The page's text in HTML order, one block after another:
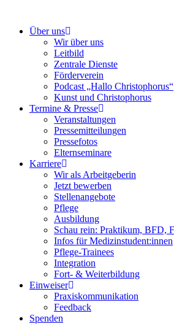
Über uns
Wir über uns
Leitbild
Zentrale Dienste
Förderverein
Podcast „Hallo Christophorus“
Kunst und Christophorus
Termine & Presse
Veranstaltungen
Pressemitteilungen
Pressefotos
Elternseminare
Karriere
Wir als Arbeitgeberin
Jetzt bewerben
Stellenangebote
Pflege
Ausbildung
Schau rein: Praktikum, BFD,
Infos für Medizinstudent:innen
Pflege-Trainees
Integration
Fort- & Weiterbildung
Einweiser
Praxiskommunikation
Feedback
Spenden